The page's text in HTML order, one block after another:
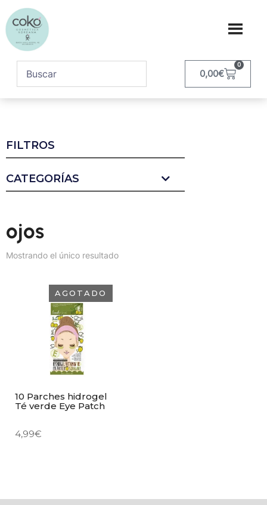
0,00€
0
FILTROS
CATEGORÍAS
ojos
Mostrando el único resultado
AGOTADO
10 Parches hidrogel
Té verde Eye Patch
4,99€